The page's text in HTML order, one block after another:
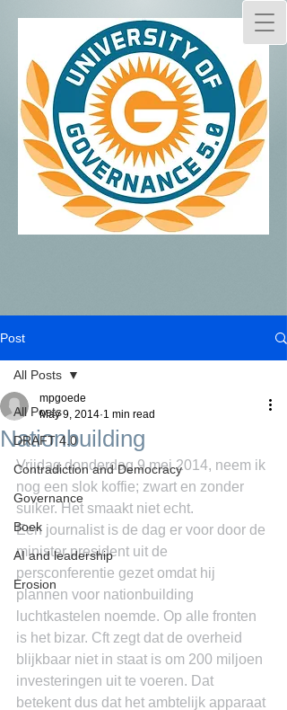
Post
All Posts
DRAFT 4.0
Contradiction and Democracy
Governance
Boek
AI and leadership
Erosion
All Posts
Nationbuilding
mpgoede
May 9, 2014 1 min read
Vrijdag donderdag 9 mei 2014, neem ik
nog een slok koffie; zwart en zonder
suiker. Het smaakt niet echt.
Een journalist is de dag er voor door de
minister president uit de
persconferentie gezet omdat hij
plannen voor nationbuilding
luchtkastelen noemde. Op alle fronten
is het bizar. Cft zegt dat de overheid
blijkbaar niet in staat is om 200 miljoen
investeringen uit te voeren. Dat
betekent dus dat het ambtelijk apparaat